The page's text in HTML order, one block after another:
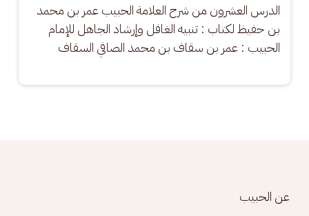
الدرس العشرون من شرح العلامة الحبيب عمر بن محمد
بن حفيظ لكتاب : تنبيه الغافل وإرشاد الجاهل للإمام
الحبيب : عمر بن سقاف بن محمد الصافي السقاف
Footer menu
عن الحبيب